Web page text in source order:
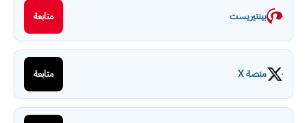
بينتيريست
منصة X